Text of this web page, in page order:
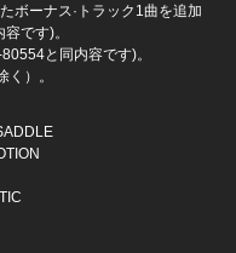
ボーナス·トラック1曲を追加
です)。
と同内容です)。
）。